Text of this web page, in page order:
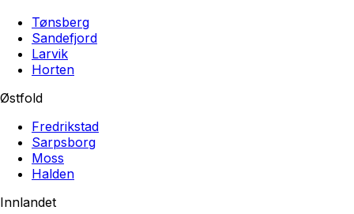
Tønsberg
Sandefjord
Larvik
Horten
Østfold
Fredrikstad
Sarpsborg
Moss
Halden
Innlandet